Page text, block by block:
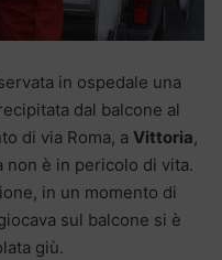
in ospedale una
dal balcone al
di via Roma, a Vittoria,
non è in pericolo di vita.
in un momento di
sul balcone si è
giù.